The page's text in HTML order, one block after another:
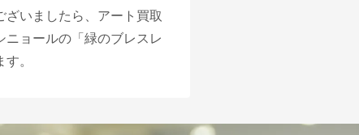
いましたら、アート買取
ョールの「緑のブレスレ
。